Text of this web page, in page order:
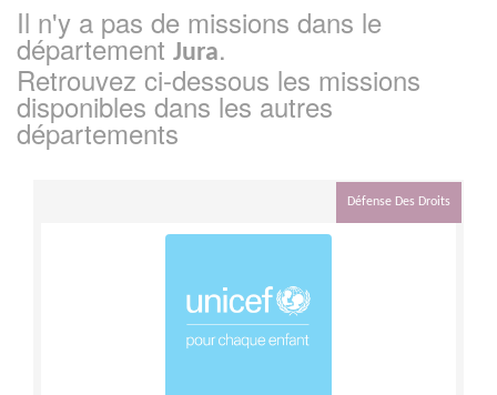
Il n'y a pas de missions dans le
département Jura.
Retrouvez ci-dessous les missions
disponibles dans les autres
départements
Défense Des Droits